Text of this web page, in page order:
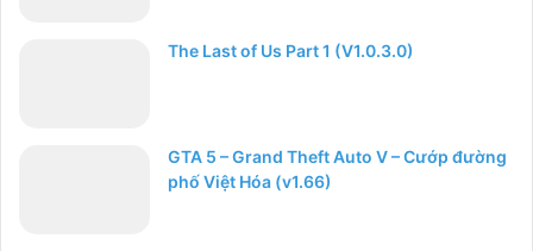
The Last of Us Part 1 (V1.0.3.0)
GTA 5 – Grand Theft Auto V – Cướp đường
phố Việt Hóa (v1.66)